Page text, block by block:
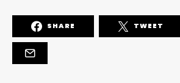
SHARE TWEET